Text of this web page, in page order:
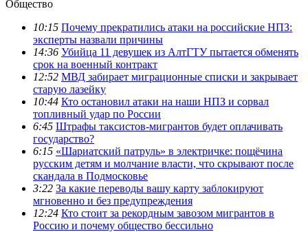
Общество
10:15 Почему прекратились атаки на российские НПЗ:
эксперты назвали причины
14:36 Убийца 11 девушек из АлтГТУ пытается обменять
срок на военный контракт
12:52 МВД забирает миграционные списки и закрывает
старую лазейку
10:44 Кто остановил атаки на наши НПЗ и сорвал
топливный удар по России
6:45 Штрафы таксистов-мигрантов будет оплачивать
государство?
6:15 «Шариатский патруль» в электричке: пощёчина
русским детям и молчание власти, что скрывают после
скандала в Подмосковье
3:22 За какие переводы вашу карту заблокируют
мгновенно и без предупреждения
12:24 Кто стоит за рекордным завозом мигрантов в
Россию и почему общество бессильно